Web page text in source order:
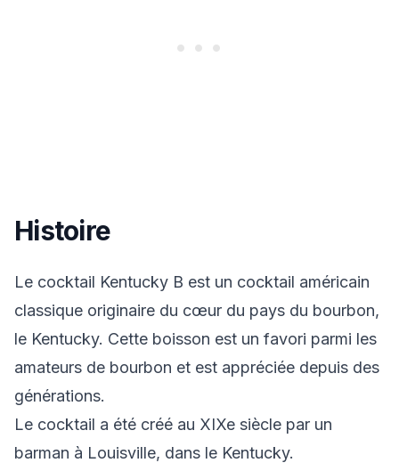
Histoire
Le cocktail Kentucky B est un cocktail américain
classique originaire du cœur du pays du bourbon,
le Kentucky. Cette boisson est un favori parmi les
amateurs de bourbon et est appréciée depuis des
générations.
Le cocktail a été créé au XIXe siècle par un
barman à Louisville, dans le Kentucky.